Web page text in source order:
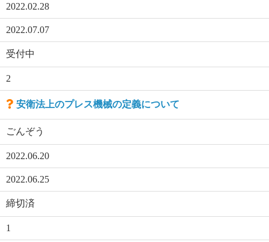
2022.02.28
2022.07.07
受付中
2
安衛法上のプレス機械の定義について
ごんぞう
2022.06.20
2022.06.25
締切済
1